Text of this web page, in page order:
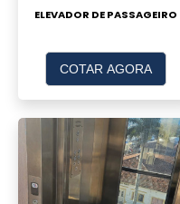
ELEVADOR DE PASSAGEIRO
COTAR AGORA